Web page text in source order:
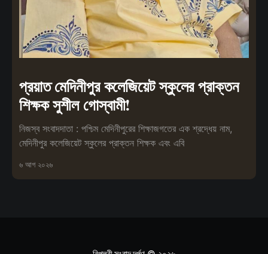
প্রয়াত মেদিনীপুর কলেজিয়েট স্কুলের প্রাক্তন
শিক্ষক সুশীল গোস্বামী!
নিজস্ব সংবাদদাতা : পশ্চিম মেদিনীপুরের শিক্ষাজগতের এক শ্রদ্ধেয় নাম,
মেদিনীপুর কলেজিয়েট স্কুলের প্রাক্তন শিক্ষক এবং এবি
৬ আগ ২০২৬